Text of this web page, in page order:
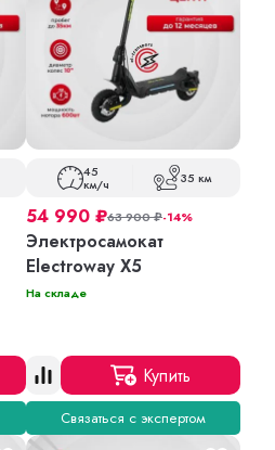
45
км/ч 35 км
54 990 ₽63 900₽-14%
Электросамокат
Electroway X5
На складе
Купить
Связаться с экспертом